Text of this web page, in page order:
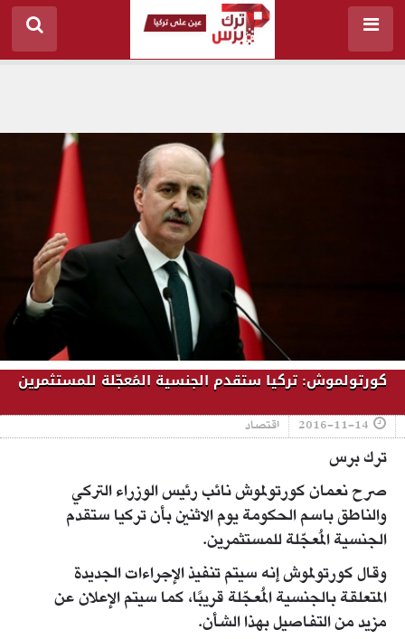
كورتولموش: تركيا ستقدم الجنسية المُعجّلة للمستثمرين
2016-11-14 اقتصاد
ترك برس
صرح نعمان كورتولموش نائب رئيس الوزراء التركي
والناطق باسم الحكومة يوم الاثنين بأن تركيا ستقدم
الجنسية المُعجّلة للمستثمرين.
وقال كورتولموش إنه سيتم تنفيذ الإجراءات الجديدة
المتعلقة بالجنسية المُعجّلة قريبًا، كما سيتم الإعلان عن
مزيد من التفاصيل بهذا الشأن.